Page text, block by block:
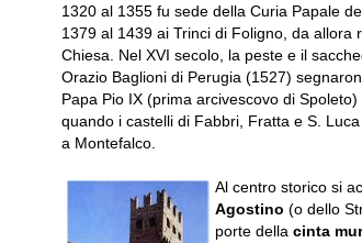
1320 al 1355 fu sede della Curia Papale
1379 al 1439 ai Trinci di Foligno, da allora
Chiesa. Nel XVI secolo, la peste e il
Orazio Baglioni di Perugia (1527)
Papa Pio IX (prima arcivescovo di
quando i castelli di Fabbri, Fratta e S.
a Montefalco.
Al centro storico si
Agostino (o dello
porte della cinta